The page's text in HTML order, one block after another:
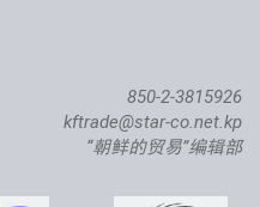
850-2-3815926
kftrade@star-co.net.kp
“朝鲜的贸易”编辑部